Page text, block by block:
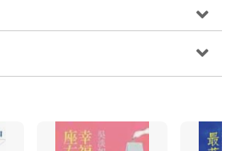
是對我唱著她最喜歡的一首歌 :
heart is.